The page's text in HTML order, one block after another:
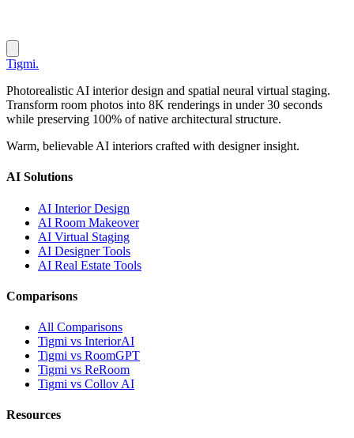
Tigmi.
Photorealistic AI interior design and spatial neural virtual staging.
Transform room photos into 8K renderings in under 30 seconds
while preserving 100% of native architectural structure.
Warm, believable AI interiors crafted with designer insight.
AI Solutions
AI Interior Design
AI Room Makeover
AI Virtual Staging
AI Designer Tools
AI Real Estate Tools
Comparisons
All Comparisons
Tigmi vs InteriorAI
Tigmi vs RoomGPT
Tigmi vs ReRoom
Tigmi vs Collov AI
Resources